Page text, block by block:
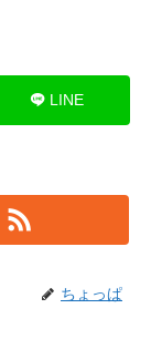
LINE
ちょっぱ